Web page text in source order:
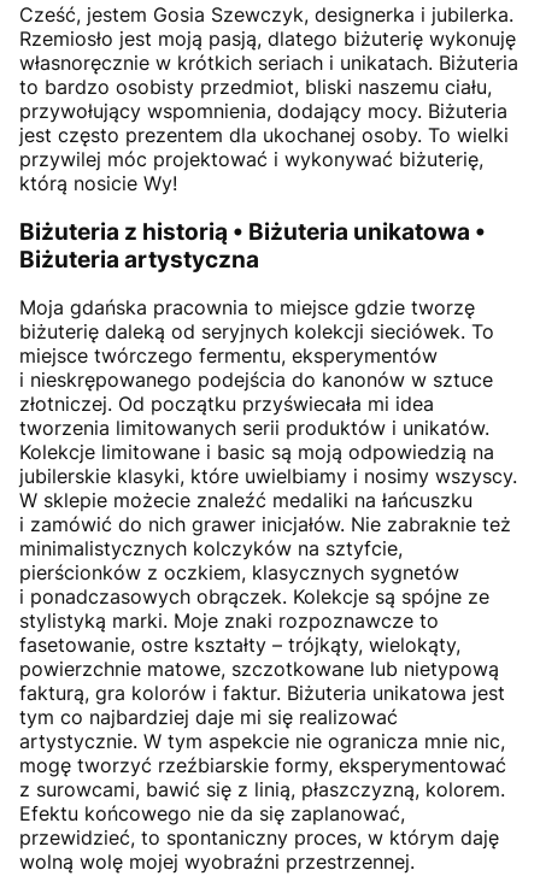
Cześć, jestem Gosia Szewczyk, designerka i jubilerka.
Rzemiosło jest moją pasją, dlatego biżuterię wykonuję
własnoręcznie w krótkich seriach i unikatach. Biżuteria
to bardzo osobisty przedmiot, bliski naszemu ciału,
przywołujący wspomnienia, dodający mocy. Biżuteria
jest często prezentem dla ukochanej osoby. To wielki
przywilej móc projektować i wykonywać biżuterię,
którą nosicie Wy!
Biżuteria z historią • Biżuteria unikatowa •
Biżuteria artystyczna
Moja gdańska pracownia to miejsce gdzie tworzę
biżuterię daleką od seryjnych kolekcji sieciówek. To
miejsce twórczego fermentu, eksperymentów
i nieskrępowanego podejścia do kanonów w sztuce
złotniczej. Od początku przyświecała mi idea
tworzenia limitowanych serii produktów i unikatów.
Kolekcje limitowane i basic są moją odpowiedzią na
jubilerskie klasyki, które uwielbiamy i nosimy wszyscy.
W sklepie możecie znaleźć medaliki na łańcuszku
i zamówić do nich grawer inicjałów. Nie zabraknie też
minimalistycznych kolczyków na sztyfcie,
pierścionków z oczkiem, klasycznych sygnetów
i ponadczasowych obrączek. Kolekcje są spójne ze
stylistyką marki. Moje znaki rozpoznawcze to
fasetowanie, ostre kształty – trójkąty, wielokąty,
powierzchnie matowe, szczotkowane lub nietypową
fakturą, gra kolorów i faktur. Biżuteria unikatowa jest
tym co najbardziej daje mi się realizować
artystycznie. W tym aspekcie nie ogranicza mnie nic,
mogę tworzyć rzeźbiarskie formy, eksperymentować
z surowcami, bawić się z linią, płaszczyzną, kolorem.
Efektu końcowego nie da się zaplanować,
przewidzieć, to spontaniczny proces, w którym daję
wolną wolę mojej wyobraźni przestrzennej.